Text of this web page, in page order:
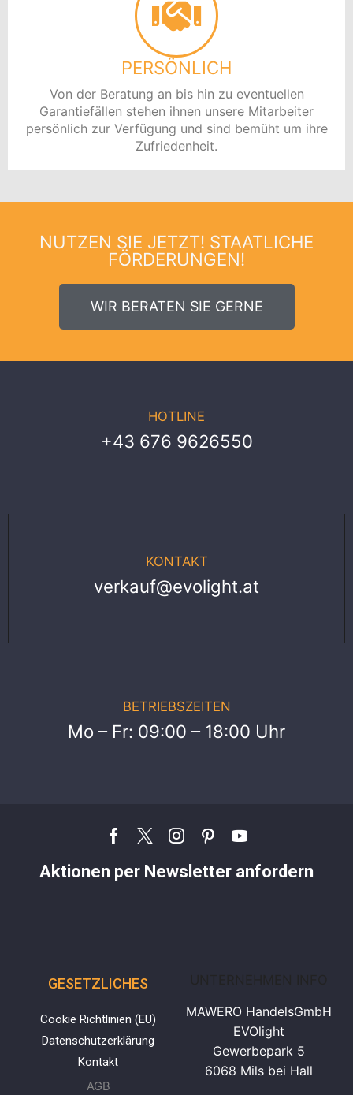
PERSÖNLICH
Von der Beratung an bis hin zu eventuellen
Garantiefällen stehen ihnen unsere Mitarbeiter
persönlich zur Verfügung und sind bemüht um ihre
Zufriedenheit.
NUTZEN SIE JETZT! STAATLICHE
FÖRDERUNGEN!
WIR BERATEN SIE GERNE
HOTLINE
+43 676 9626550
KONTAKT
verkauf@evolight.at
BETRIEBSZEITEN
Mo – Fr: 09:00 – 18:00 Uhr
Aktionen per Newsletter anfordern
GESETZLICHES
Cookie Richtlinien (EU)
Datenschutzerklärung
Kontakt
AGB
MAWERO HandelsGmbH
EVOlight
Gewerbepark 5
6068 Mils bei Hall